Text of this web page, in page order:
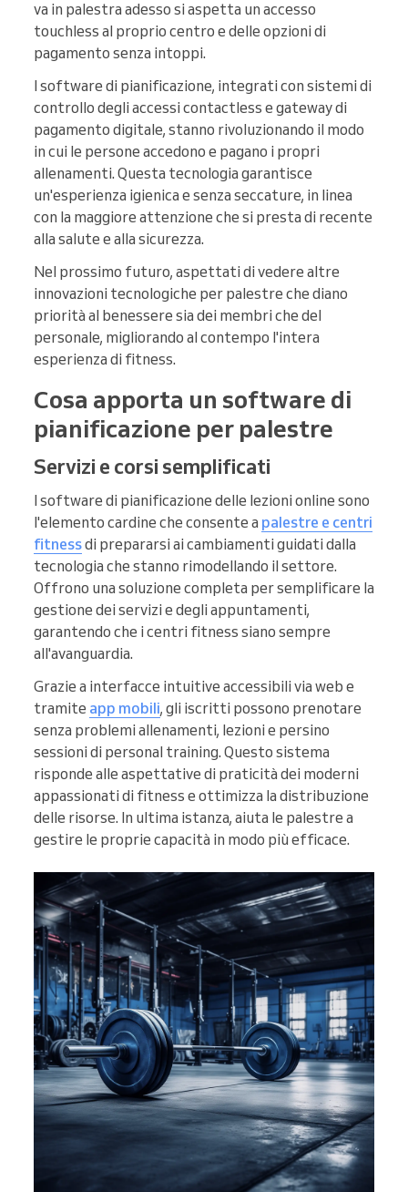
va in palestra adesso si aspetta un accesso
touchless al proprio centro e delle opzioni di
pagamento senza intoppi.
I software di pianificazione, integrati con sistemi di
controllo degli accessi contactless e gateway di
pagamento digitale, stanno rivoluzionando il modo
in cui le persone accedono e pagano i propri
allenamenti. Questa tecnologia garantisce
un'esperienza igienica e senza seccature, in linea
con la maggiore attenzione che si presta di recente
alla salute e alla sicurezza.
Nel prossimo futuro, aspettati di vedere altre
innovazioni tecnologiche per palestre che diano
priorità al benessere sia dei membri che del
personale, migliorando al contempo l'intera
esperienza di fitness.
Cosa apporta un software di
pianificazione per palestre
Servizi e corsi semplificati
I software di pianificazione delle lezioni online sono
l'elemento cardine che consente a palestre e centri
fitnessdi prepararsi ai cambiamenti guidati dalla
tecnologia che stanno rimodellando il settore.
Offrono una soluzione completa per semplificare la
gestione dei servizi e degli appuntamenti,
garantendo che i centri fitness siano sempre
all'avanguardia.
Grazie a interfacce intuitive accessibili via web e
tramite app mobili, gli iscritti possono prenotare
senza problemi allenamenti, lezioni e persino
sessioni di personal training. Questo sistema
risponde alle aspettative di praticità dei moderni
appassionati di fitness e ottimizza la distribuzione
delle risorse. In ultima istanza, aiuta le palestre a
gestire le proprie capacità in modo più efficace.